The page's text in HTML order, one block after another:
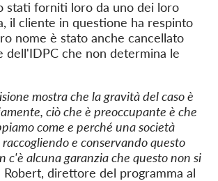
stati forniti loro da uno dei loro
il cliente in questione ha respinto
nome è stato anche cancellato
dell'IDPC che non determina le
mostra che la gravità del caso è
ciò che è preoccupante è che
come e perché una società
e conservando questo
c'è alcuna garanzia che questo non si
Robert, direttore del programma al